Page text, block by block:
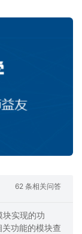
62 条相关问答
实现的功
功能的模块查